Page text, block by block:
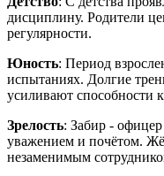
дисциплину. Родители
регулярности.
Юность: Период
испытаниях. Долгие
усиливают способности
Зрелость: Забир -
уважением и почётом.
незаменимым